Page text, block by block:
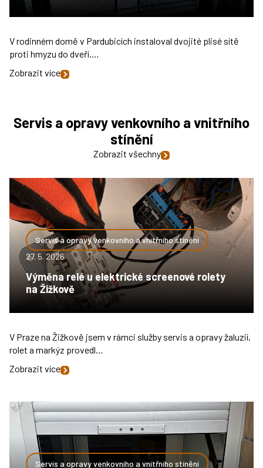
V rodinném domě v Pardubicích instaloval dvojité plisé sítě
proti hmyzu do dveří.…
Zobrazit více
Servis a opravy venkovního a vnitřního
stínění
Zobrazit všechny
Servis a opravy venkovního a vnitřního stínění
27. 5. 2026
Výměna relé u elektrické screenové rolety
na Žižkově
V Praze na Žižkově jsem v rámci služby servis a opravy žaluzií,
rolet a markýz provedl…
Zobrazit více
Servis a opravy venkovního a vnitřního stínění